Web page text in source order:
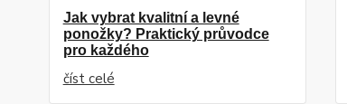
Jak vybrat kvalitní a levné
ponožky? Praktický průvodce
pro každého
číst celé